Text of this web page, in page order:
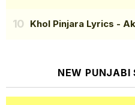
Khol Pinjara Lyrics -
NEW PUNJABI